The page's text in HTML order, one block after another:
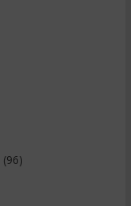
(96)